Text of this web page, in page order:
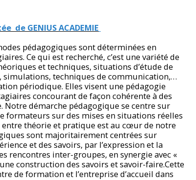
de GENIUS ACADEMIE
pédagogiques sont déterminées en
Ce qui est recherché, c’est une variété de
et techniques, situations d’étude de
simulations, techniques de communication,…
périodique. Elles visent une pédagogie
concourant de façon cohérente à des
démarche pédagogique se centre sur
formateurs sur des mises en situations réelles
entre théorie et pratique est au cœur de notre
sont majoritairement centrées sur
et des savoirs, par l’expression et la
rencontres inter-groupes, en synergie avec «
construction des savoirs et savoir-faire.Cette
de formation et l’entreprise d’accueil dans